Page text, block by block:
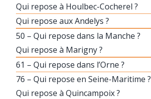
Qui repose à Houlbec-Cocherel ?
Qui repose aux Andelys ?
50 – Qui repose dans la Manche ?
Qui repose à Marigny ?
61 – Qui repose dans l’Orne ?
76 – Qui repose en Seine-Maritime ?
Qui repose à Quincampoix ?